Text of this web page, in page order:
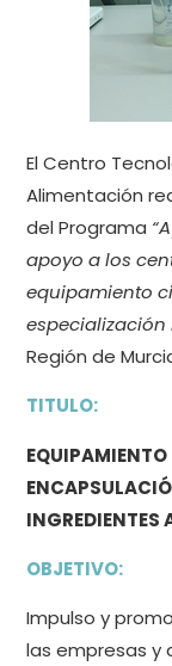
El Centro
Alimentación
del Programa
apoyo a los
equipamiento
especialización
Región de
TITULO:
INGREDIENTES
OBJETIVO:
Impulso y
las empresas y